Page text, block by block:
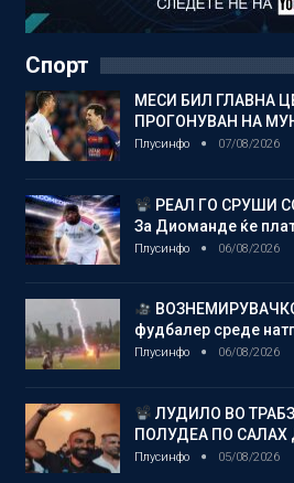
Спорт
МЕСИ БИЛ ГЛАВНА
ПРОГОНУВАН НА
Плусинфо 07/08/2026
РЕАЛ ГО СРУШИ
За Диоманде ќе
Плусинфо 06/08/2026
фудбалер среде
Плусинфо 06/08/2026
ЛУДИЛО ВО
ПОЛУДЕА ПО САЛАХ
Плусинфо 05/08/2026